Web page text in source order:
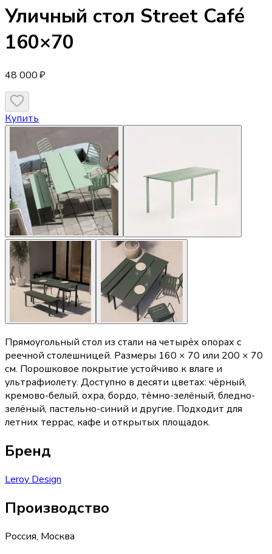
Уличный стол Street Café
160×70
48 000 ₽
Купить
Прямоугольный стол из стали на четырёх опорах с
реечной столешницей. Размеры 160 × 70 или 200 × 70
см. Порошковое покрытие устойчиво к влаге и
ультрафиолету. Доступно в десяти цветах: чёрный,
кремово-белый, охра, бордо, тёмно-зелёный, бледно-
зелёный, пастельно-синий и другие. Подходит для
летних террас, кафе и открытых площадок.
Бренд
Leroy Design
Производство
Россия, Москва